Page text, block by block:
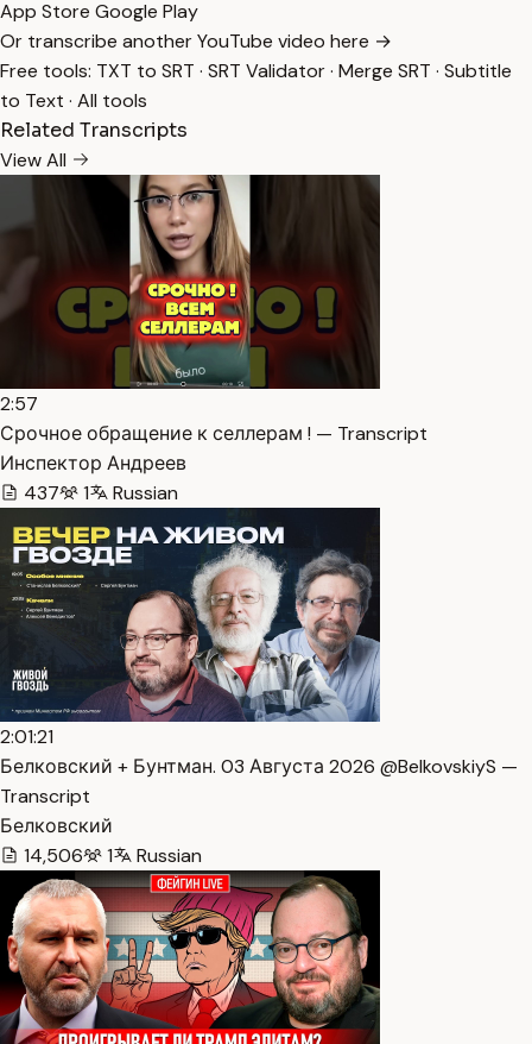
App Store Google Play
Or transcribe another YouTube video here →
Free tools: TXT to SRT · SRT Validator· Merge SRT · Subtitle
to Text · All tools
Related Transcripts
View All
2:57
Срочное обращение к селлерам ! — Transcript
Инспектор Андреев
437
1 Russian
2:01:21
Белковский + Бунтман. 03 Августа 2026 @BelkovskiyS —
Transcript
Белковский
14,506
1 Russian